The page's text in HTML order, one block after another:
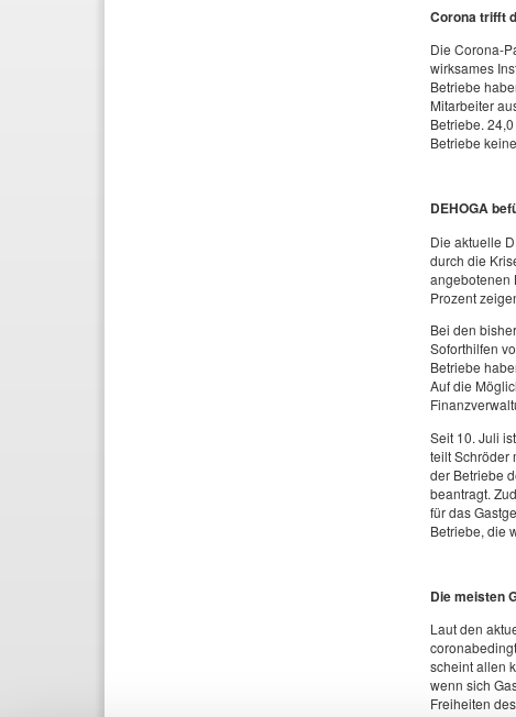
Corona trifft
Die Corona-
wirksames
Betriebe
Mitarbeiter
Betriebe.
Betriebe
DEHOGA
Die aktuelle
durch die
angebotenen
Prozent
Bei den
Soforthilfen
Betriebe
Auf die
Seit 10. Juli
teilt Schröder
der Betriebe
beantragt.
für das
Betriebe, die
Die meisten
Laut den
scheint allen
wenn sich
Freiheiten